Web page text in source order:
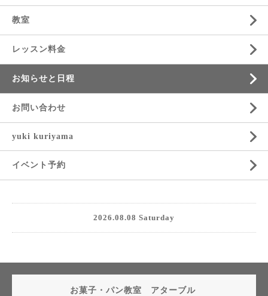
教室
レッスン料金
お知らせと日程
お問い合わせ
yuki kuriyama
イベント予約
2026.08.08 Saturday
お菓子・パン教室 アターブル